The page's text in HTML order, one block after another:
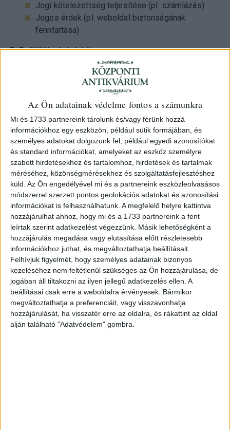
Az Ön adatainak védelme fontos a számunkra
Mi és 1733 partnereink tárolunk és/vagy férünk hozzá
információkhoz egy eszközön, például sütik formájában, és
személyes adatokat dolgozunk fel, például egyedi azonosítókat
és standard információkat, amelyeket az eszköz személyre
szabott hirdetésekhez és tartalomhoz, hirdetések és tartalmak
méréséhez, közönségmérésekhez és szolgáltatásfejlesztéshez
küld. Az Ön engedélyével mi és a partnereink eszközleolvasásos
módszerrel szerzett pontos geolokációs adatokat és azonosítási
információkat is felhasználhatunk. A megfelelő helyre kattintva
hozzájárulhat ahhoz, hogy mi és a 1733 partnereink a fent
leírtak szerint adatkezelést végezzünk. Másik lehetőségként a
hozzájárulás megadása vagy elutasítása előtt részletesebb
információkhoz juthat, és megváltoztathatja beállításait.
Felhívjuk figyelmét, hogy személyes adatainak bizonyos
kezeléséhez nem feltétlenül szükséges az Ön hozzájárulása, de
jogában áll tiltakozni az ilyen jellegű adatkezelés ellen. A
beállításai csak erre a weboldalra érvényesek. Bármikor
megváltoztathatja a preferenciáit, vagy visszavonhatja
hozzájárulását, ha visszatér erre az oldalra, és rákattint az oldal
alján található "Adatvédelem" gombra.
Jogi kötelezettség teljesítése (pl. számlázás)
Jogos érdek (pl. weboldal biztonságának
fenntartása)
3. Gyűjtött adatok köre
A Szolgáltató a következő személyes adatokat kezelheti:
Telefonszám
Számlázási és szállítási cím
IP-cím, sütik által gyűjtött adatok
4. Az adatok megőrzésének időtartama
A személyes adatokat a jogszabályokban előírt ideig,
illetve az adatkezelési cél megvalósulásáig őrizzük meg.
5. Az adatok védelme
A Szolgáltató megfelelő technikai és szervezeti
intézkedéseket alkalmaz a személyes adatok védelme
érdekében, hogy megakadályozza az illetéktelen
hozzáférést, módosítást vagy megsemmisítést.
6. Az ön jogai
A GDPR értelmében önt megilleti:
A hozzáférés joga (tájékoztatás kérése az
adatkezelésről)
A helyesbítés joga (adatok módosításának